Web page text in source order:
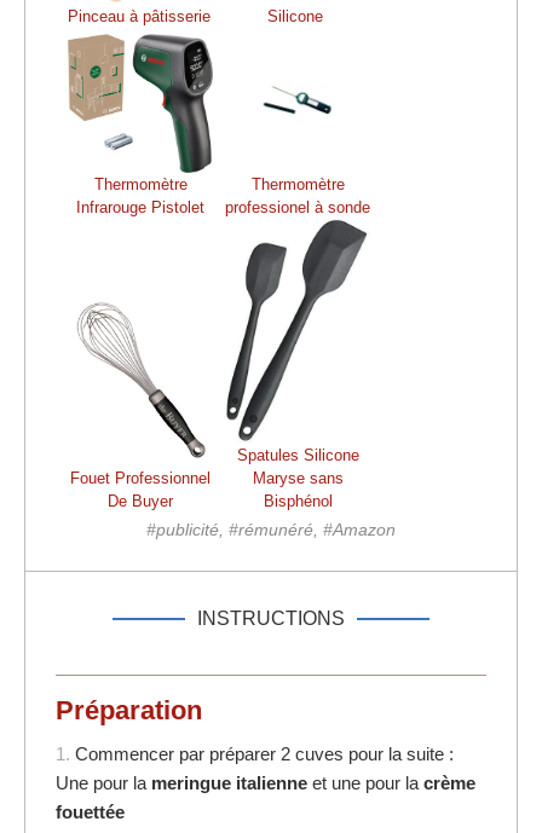
Pinceau à pâtisserie
Silicone
Thermomètre
Infrarouge Pistolet
Thermomètre
professionel à sonde
Fouet Professionnel
De Buyer
Spatules Silicone
Maryse sans
Bisphénol
#publicité, #rémunéré, #Amazon
INSTRUCTIONS
Préparation
1. Commencer par préparer 2 cuves pour la suite :
Une pour la meringue italienne et une pour la crème
fouettée